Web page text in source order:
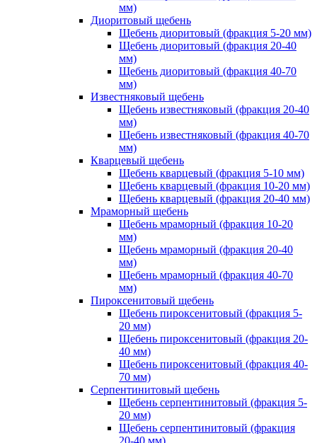
мм)
Диоритовый щебень
Щебень диоритовый (фракция 5-20 мм)
Щебень диоритовый (фракция 20-40
мм)
Щебень диоритовый (фракция 40-70
мм)
Известняковый щебень
Щебень известняковый (фракция 20-40
мм)
Щебень известняковый (фракция 40-70
мм)
Кварцевый щебень
Щебень кварцевый (фракция 5-10 мм)
Щебень кварцевый (фракция 10-20 мм)
Щебень кварцевый (фракция 20-40 мм)
Мраморный щебень
Щебень мраморный (фракция 10-20
мм)
Щебень мраморный (фракция 20-40
мм)
Щебень мраморный (фракция 40-70
мм)
Пироксенитовый щебень
Щебень пироксенитовый (фракция 5-
20 мм)
Щебень пироксенитовый (фракция 20-
40 мм)
Щебень пироксенитовый (фракция 40-
70 мм)
Серпентинитовый щебень
Щебень серпентинитовый (фракция 5-
20 мм)
Щебень серпентинитовый (фракция
20-40 мм)